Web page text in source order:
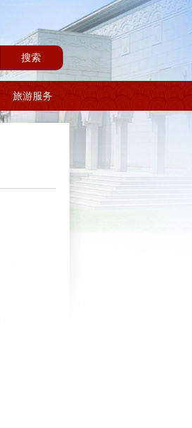
搜索
旅游服务